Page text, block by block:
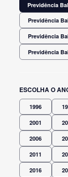
Previdência
Previdência
Previdência
Previdência
ESCOLHA O
1996
2001
2006
2011
2016